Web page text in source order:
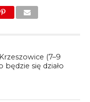
(7–9
będzie się działo